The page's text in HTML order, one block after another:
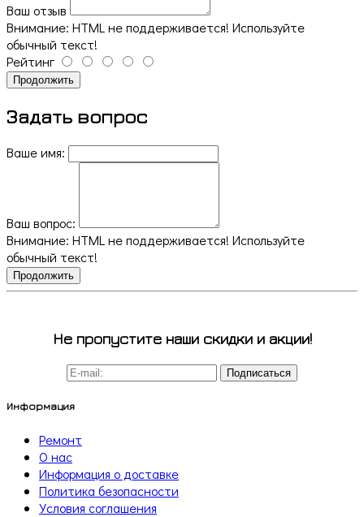
Ваш отзыв
Внимание: HTML не поддерживается! Используйте
обычный текст!
Рейтинг
Продолжить
Задать вопрос
Ваше имя:
Ваш вопрос:
Внимание: HTML не поддерживается! Используйте
обычный текст!
Продолжить
Не пропустите наши скидки и акции!
Подписаться
Информация
Ремонт
О нас
Информация о доставке
Политика безопасности
Условия соглашения